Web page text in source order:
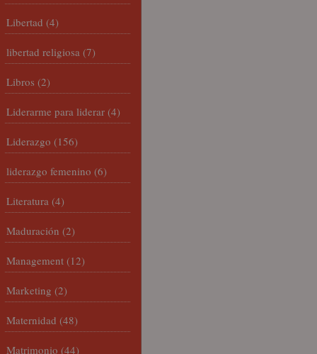
Libertad (4)
libertad religiosa (7)
Libros (2)
Liderarme para liderar (4)
Liderazgo (156)
liderazgo femenino (6)
Literatura (4)
Maduración (2)
Management (12)
Marketing (2)
Maternidad (48)
Matrimonio (44)